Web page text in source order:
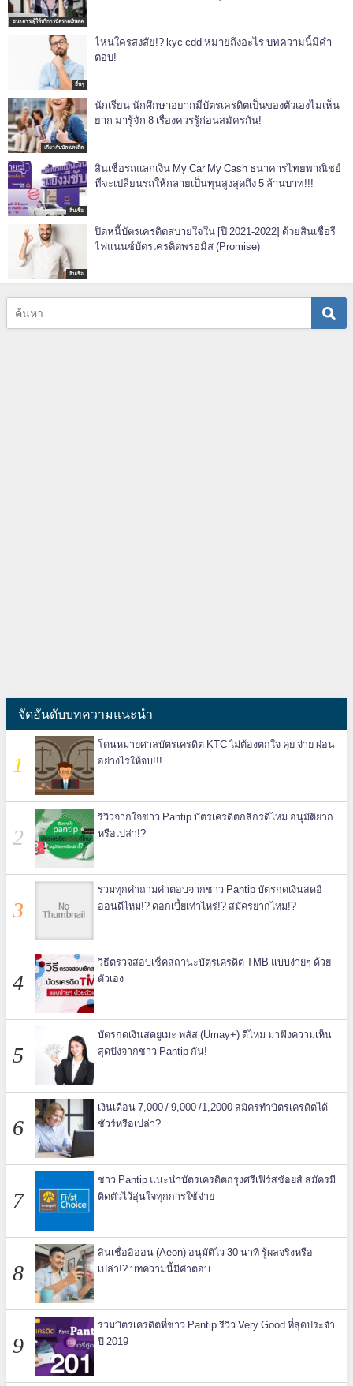
ธนาคาร/ผู้ให้บริการบัตรกดเงินสด
อื่นๆ
ไหนใครสงสัย!? kyc cdd หมายถึงอะไร บทความนี้มีคำ
ตอบ!
เกี่ยวกับบัตรเครดิต
นักเรียน นักศึกษาอยากมีบัตรเครดิตเป็นของตัวเองไม่เห็น
ยาก มารู้จัก 8 เรื่องควรรู้ก่อนสมัครกัน!
สินเชื่อ
สินเชื่อรถแลกเงิน My Car My Cash ธนาคารไทยพาณิชย์
ที่จะเปลี่ยนรถให้กลายเป็นทุนสูงสุดถึง 5 ล้านบาท!!!
สินเชื่อ
ปิดหนี้บัตรเครดิตสบายใจใน [ปี 2021-2022] ด้วยสินเชื่อรี
ไฟแนนซ์บัตรเครดิตพรอมิส (Promise)
จัดอันดับบทความแนะนำ
โดนหมายศาลบัตรเครดิต KTC ไม่ต้องตกใจ คุย จ่าย ผ่อน
อย่างไรให้จบ!!!
รีวิวจากใจชาว Pantip บัตรเครดิตกสิกรดีไหม อนุมัติยาก
หรือเปล่า!?
รวมทุกคำถามคำตอบจากชาว Pantip บัตรกดเงินสดอิ
ออนดีไหม!? ดอกเบี้ยเท่าไหร่!? สมัครยากไหม!?
วิธีตรวจสอบเช็คสถานะบัตรเครดิต TMB แบบง่ายๆ ด้วย
ตัวเอง
บัตรกดเงินสดยูเมะ พลัส (Umay+) ดีไหม มาฟังความเห็น
สุดปังจากชาว Pantip กัน!
เงินเดือน 7,000 / 9,000 /1,2000 สมัครทำบัตรเครดิตได้
ชัวร์หรือเปล่า?
ชาว Pantip แนะนำบัตรเครดิตกรุงศรีเฟิร์สช้อยส์ สมัครมี
ติดตัวไว้อุ่นใจทุกการใช้จ่าย
สินเชื่ออิออน (Aeon) อนุมัติไว 30 นาที รู้ผลจริงหรือ
เปล่า!? บทความนี้มีคำตอบ
รวมบัตรเครดิตที่ชาว Pantip รีวิว Very Good ที่สุดประจำ
ปี 2019